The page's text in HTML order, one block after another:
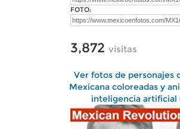
FOTO:
3,872 visitas
Ver fotos de personajes
Mexicana coloreadas y
inteligencia artificial